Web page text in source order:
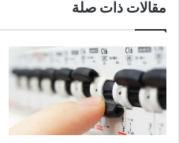
مقالات ذات صلة